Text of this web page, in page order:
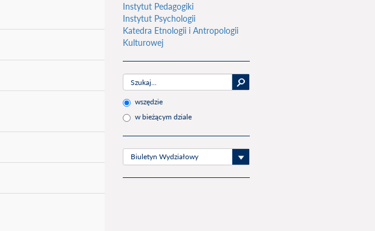
Instytut Pedagogiki
Instytut Psychologii
Katedra Etnologii i Antropologii
Kulturowej
wszędzie
w bieżącym dziale
Biuletyn Wydziałowy